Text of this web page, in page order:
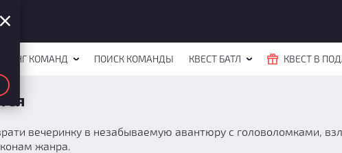
КОМАНД ПОИСК КОМАНДЫ КВЕСТ БАТЛ КВЕСТ В
вечеринку в незабываемую авантюру с головоломками,
жанра.